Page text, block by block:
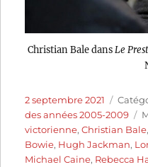
Christian Bale dansLe
Publié
le
2 septembre 2021
des années 2005-2009
victorienne,Christian Bale
Bowie, Hugh Jackman,
Michael Caine, Rebecca